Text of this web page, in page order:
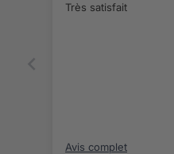
Très satisfait
Avis complet